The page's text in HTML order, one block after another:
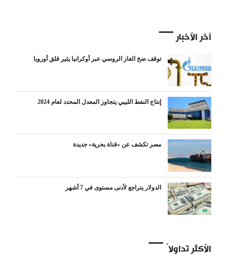
آخر الأخبار
توقف ضخ الغاز الروسي عبر أوكرانيا يثير قلق أوروبا
إنتاج النفط الليبي يتجاوز المعدل المحدد لعام 2024
مصر تكشف عن «قناة بحرية» جديدة
الدولار يتراجع لأدنى مستوى في 7 أشهر
الأكثر تداولاً